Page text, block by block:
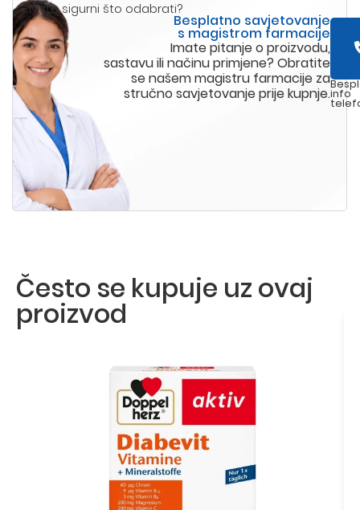
Niste sigurni što odabrati?
Besplatno savjetovanje
s magistrom farmacije
Imate pitanje o proizvodu,
sastavu ili načinu primjene? Obratite
se našem magistru farmacije za
stručno savjetovanje prije kupnje.info
Često se kupuje uz ovaj
proizvod